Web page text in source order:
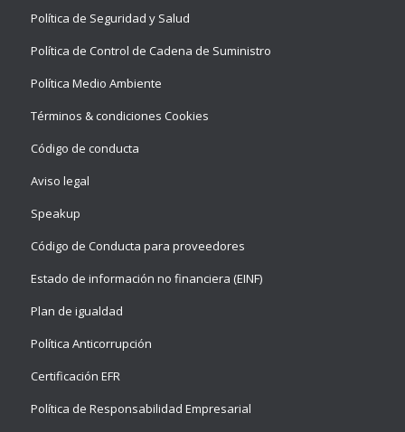
Política de Seguridad y Salud
Política de Control de Cadena de Suministro
Política Medio Ambiente
Términos & condiciones Cookies
Código de conducta
Aviso legal
Speakup
Código de Conducta para proveedores
Estado de información no financiera (EINF)
Plan de igualdad
Política Anticorrupción
Certificación EFR
Política de Responsabilidad Empresarial